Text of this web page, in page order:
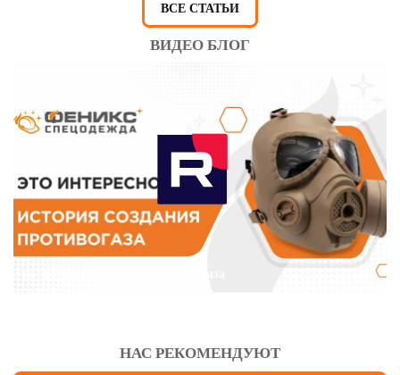
ВСЕ СТАТЬИ
ВИДЕО БЛОГ
НАС РЕКОМЕНДУЮТ